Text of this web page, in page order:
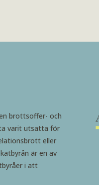
brottsoffer- och
varit utsatta för
eller
är en av
i att